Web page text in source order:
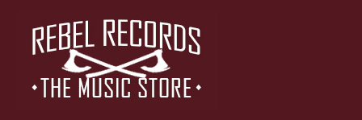
Hauptinhalt springen
Zur Suche springen
Zur Hauptnavigation springen